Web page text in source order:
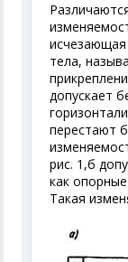
тела,
допускает
перестают
рис. 1,б
как
Такая